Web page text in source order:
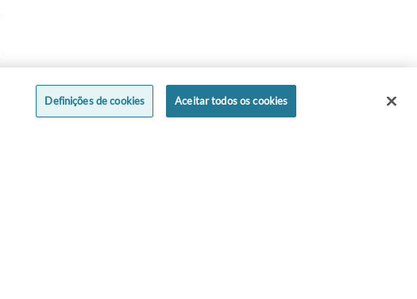
Definições de cookies Aceitar todos os cookies